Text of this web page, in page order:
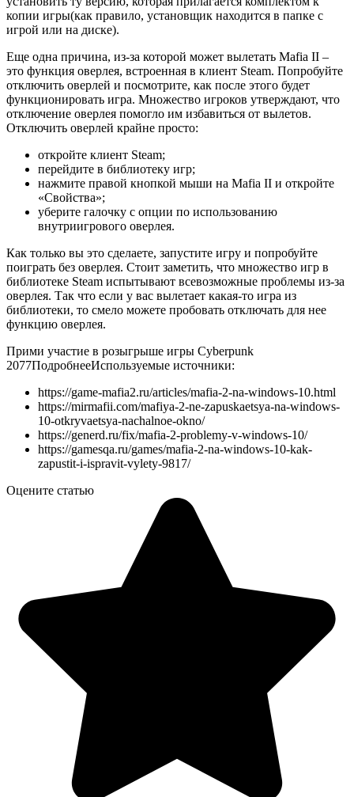
копии игры(как правило, установщик находится в папке с
игрой или на диске).
Еще одна причина, из-за которой может вылетать Mafia II –
это функция оверлея, встроенная в клиент Steam. Попробуйте
отключить оверлей и посмотрите, как после этого будет
функционировать игра. Множество игроков утверждают, что
отключение оверлея помогло им избавиться от вылетов.
Отключить оверлей крайне просто:
откройте клиент Steam;
перейдите в библиотеку игр;
нажмите правой кнопкой мыши на Mafia II и откройте
«Свойства»;
уберите галочку с опции по использованию
внутриигрового оверлея.
Как только вы это сделаете, запустите игру и попробуйте
поиграть без оверлея. Стоит заметить, что множество игр в
библиотеке Steam испытывают всевозможные проблемы из-за
оверлея. Так что если у вас вылетает какая-то игра из
библиотеки, то смело можете пробовать отключать для нее
функцию оверлея.
Прими участие в розыгрыше игры Cyberpunk
2077ПодробнееИспользуемые источники:
https://game-mafia2.ru/articles/mafia-2-na-windows-10.html
https://mirmafii.com/mafiya-2-ne-zapuskaetsya-na-windows-
10-otkryvaetsya-nachalnoe-okno/
https://generd.ru/fix/mafia-2-problemy-v-windows-10/
https://gamesqa.ru/games/mafia-2-na-windows-10-kak-
zapustit-i-ispravit-vylety-9817/
Оцените статью